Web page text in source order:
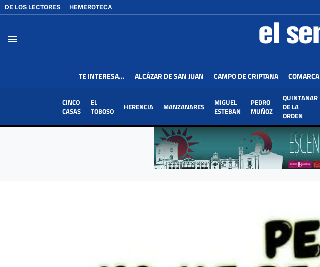
DE LOS LECTORES HEMEROTECA
menu
TE INTERESA... ALCÁZAR DE SAN JUAN CAMPO DE CRIPTANA COMARCA
CINCO
CASAS
EL
TOBOSO
HERENCIA MANZANARES
MIGUEL
ESTEBAN
PEDRO
MUÑOZ
QUINTANAR
DE LA
ORDEN